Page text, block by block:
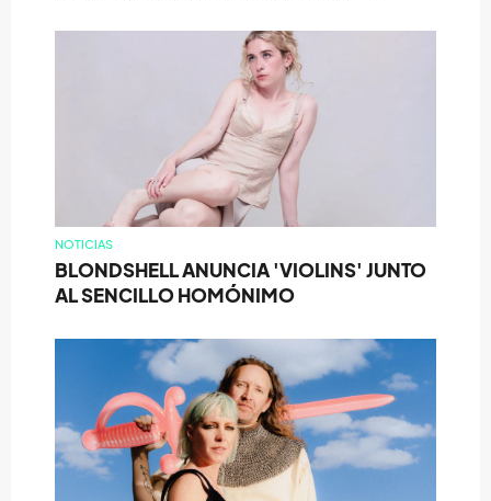
NOTICIAS
BLONDSHELL ANUNCIA 'VIOLINS' JUNTO
AL SENCILLO HOMÓNIMO